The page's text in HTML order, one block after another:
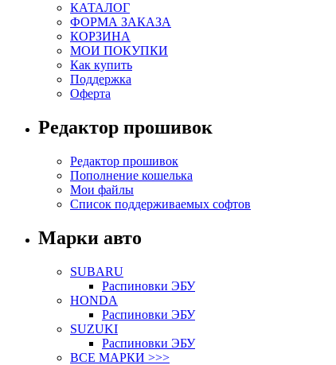
КАТАЛОГ
ФОРМА ЗАКАЗА
КОРЗИНА
МОИ ПОКУПКИ
Как купить
Поддержка
Оферта
Редактор прошивок
Редактор прошивок
Пополнение кошелька
Мои файлы
Список поддерживаемых софтов
Марки авто
SUBARU
Распиновки ЭБУ
HONDA
Распиновки ЭБУ
SUZUKI
Распиновки ЭБУ
ВСЕ МАРКИ >>>